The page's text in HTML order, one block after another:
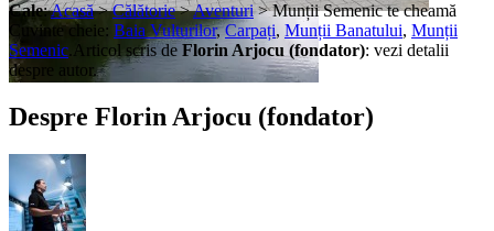
Cale:Acasă>Călătorie>Aventuri> Munții Semenic te cheamă
Cuvinte cheie: Baia Vulturilor,Carpați, Munții Banatului, Munții
Semenic Articol scris de Florin Arjocu (fondator): vezi detalii
despre autor.
Despre Florin Arjocu (fondator)